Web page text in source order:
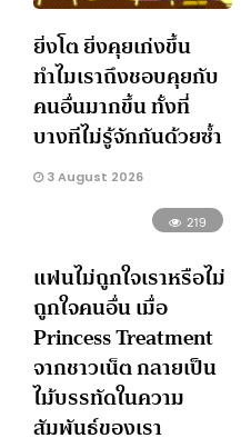
ยิ่งโต ยิ่งคุยเก่งขึ้น
ทำไมเราถึงชอบคุยกับ
คนอื่นมากขึ้น ทั้งที่
บางทีไม่รู้จักกันด้วยซ้ำ
3 August 2026
219
แฟนไม่ถูกใจเราหรือไม่
ถูกใจคนอื่น เมื่อ
Princess Treatment
จากชาวเน็ต กลายเป็น
ไม้บรรทัดในความ
สัมพันธ์ของเรา